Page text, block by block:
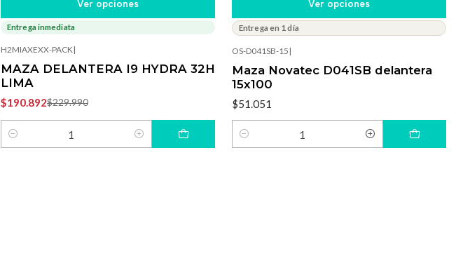
Ver opciones Ver opciones
-17%
Entrega inmediata
H2MIAXEXX-PACK |
MAZA DELANTERA I9 HYDRA 32H
LIMA
$190.892$229.990
Cantidad
Entrega en 1 día
OS-D041SB-15 |
Maza Novatec D041SB delantera
15x100
$51.051
Cantidad